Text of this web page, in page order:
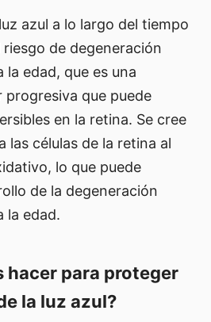
azul a lo largo del tiempo
de degeneración
la edad, que es una
progresiva que puede
en la retina. Se cree
las células de la retina al
lo que puede
de la degeneración
la edad.
hacer para proteger
la luz azul?